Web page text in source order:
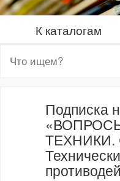
К каталогам
Подписка
ТЕХНИКИ.